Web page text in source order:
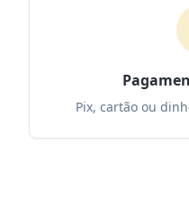
Pix, cartão ou